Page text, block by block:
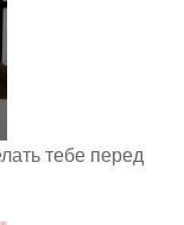
тебе перед